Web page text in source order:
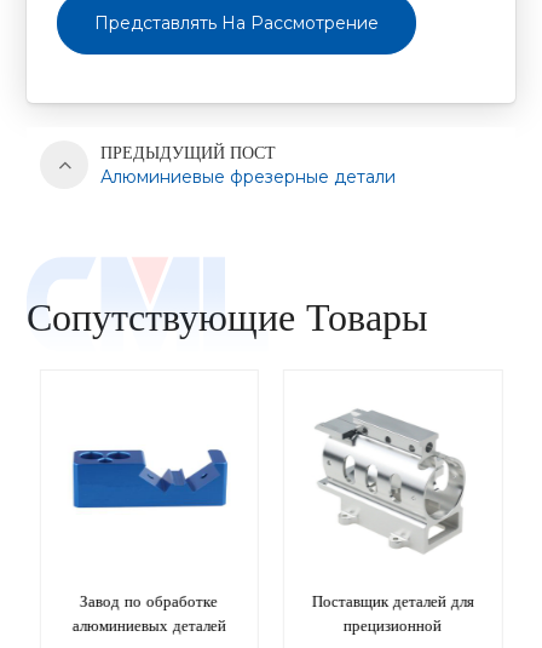
Представлять На Рассмотрение
ПРЕДЫДУЩИЙ ПОСТ
Алюминиевые фрезерные детали
Сопутствующие Товары
Поставщик деталей для
прецизионной
Недорогие фрезерные
станки с ЧПУ рядом со